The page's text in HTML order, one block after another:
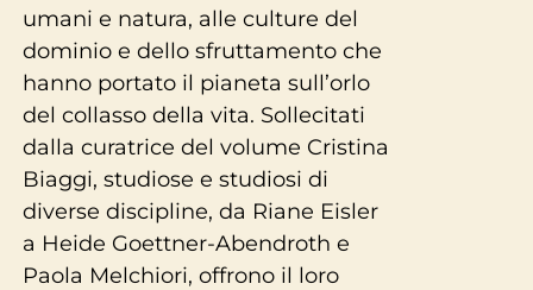
umani e natura, alle culture del
dominio e dello sfruttamento che
hanno portato il pianeta sull’orlo
del collasso della vita. Sollecitati
dalla curatrice del volume Cristina
Biaggi, studiose e studiosi di
diverse discipline, da Riane Eisler
a Heide Goettner-Abendroth e
Paola Melchiori, offrono il loro